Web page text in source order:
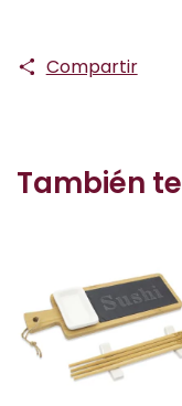
Compartir
También